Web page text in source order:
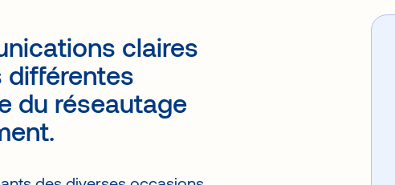
claires
différentes
du réseautage